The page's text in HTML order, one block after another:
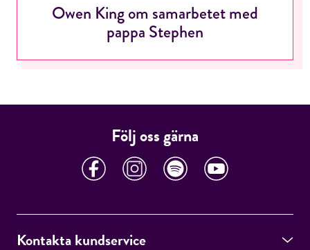
RÖSTA
Jag accepterar villkoren.
ÅNGRA OCH STÄNG
Owen King om samarbetet med
pappa Stephen
Följ oss gärna
Kontakta kundservice